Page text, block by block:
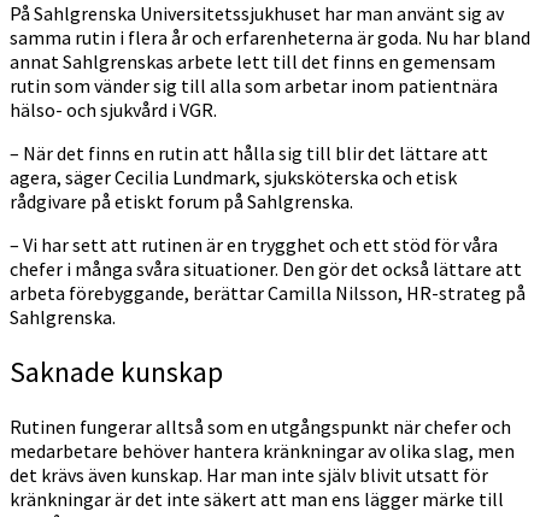
På Sahlgrenska Universitetssjukhuset har man använt sig av
samma rutin i flera år och erfarenheterna är goda. Nu har bland
annat Sahlgrenskas arbete lett till det finns en gemensam
rutin som vänder sig till alla som arbetar inom patientnära
hälso- och sjukvård i VGR.
– När det finns en rutin att hålla sig till blir det lättare att
agera, säger Cecilia Lundmark, sjuksköterska och etisk
rådgivare på etiskt forum på Sahlgrenska.
– Vi har sett att rutinen är en trygghet och ett stöd för våra
chefer i många svåra situationer. Den gör det också lättare att
arbeta förebyggande, berättar Camilla Nilsson, HR-strateg på
Sahlgrenska.
Saknade kunskap
Rutinen fungerar alltså som en utgångspunkt när chefer och
medarbetare behöver hantera kränkningar av olika slag, men
det krävs även kunskap. Har man inte själv blivit utsatt för
kränkningar är det inte säkert att man ens lägger märke till